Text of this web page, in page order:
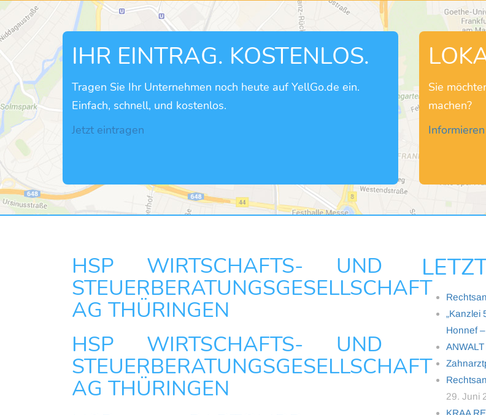
IHR EINTRAG. KOSTENLOS.
Tragen Sie Ihr Unternehmen noch heute auf YellGo.de ein.
Einfach, schnell, und kostenlos.
Jetzt eintragen
Sie
machen?
HSP WIRTSCHAFTS- UND
STEUERBERATUNGSGESELLSCHAFT
AG THÜRINGEN
HSP WIRTSCHAFTS- UND
STEUERBERATUNGSGESELLSCHAFT
AG THÜRINGEN
„Kanzlei
Honnef
29. Juni
KRAA